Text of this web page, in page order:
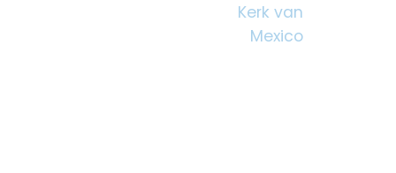
Kerk van
Mexico